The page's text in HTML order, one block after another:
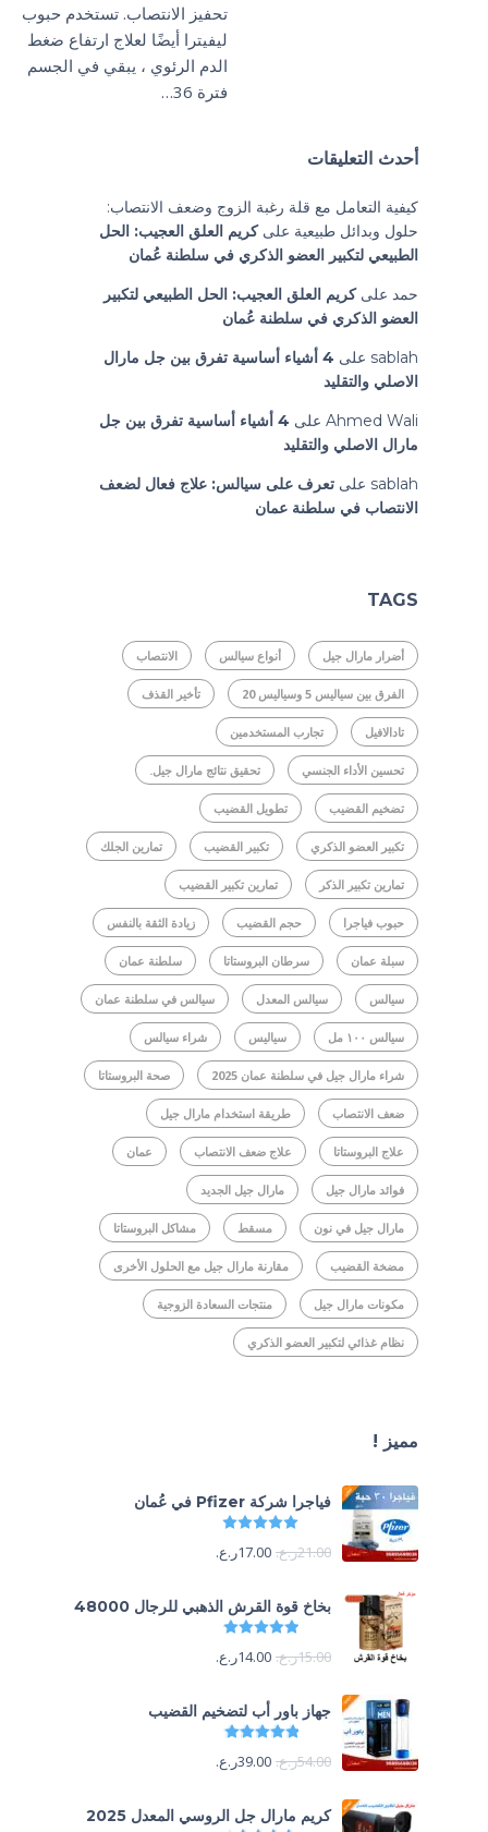
تحفيز الانتصاب. تستخدم حبوب
ليفيترا أيضًا لعلاج ارتفاع ضغط
الدم الرئوي ، يبقي في الجسم
فترة 36…
أحدث التعليقات
كيفية التعامل مع قلة رغبة الزوج وضعف الانتصاب:
حلول وبدائل طبيعية علىكريم العلق العجيب: الحل
الطبيعي لتكبير العضو الذكري في سلطنة عُمان
حمد علىكريم العلق العجيب: الحل الطبيعي لتكبير
العضو الذكري في سلطنة عُمان
sablah على
4 أشياء أساسية تفرق بين جل مارال
الاصلي والتقليد
Ahmed Wali على
4 أشياء أساسية تفرق بين جل
مارال الاصلي والتقليد
sablah على تعرف على سيالس: علاج فعال لضعف
الانتصاب في سلطنة عمان
TAGS
أضرار مارال جيل أنواع سيالس الانتصاب
الفرق بين سياليس 5 وسياليس 20 تأخير القذف
تادالافيل تجارب المستخدمين
تحسين الأداء الجنسي تحقيق نتائج مارال جيل.
تضخيم القضيب تطويل القضيب
تكبير العضو الذكري تكبير القضيب تمارين الجلك
تمارين تكبير الذكر تمارين تكبير القضيب
حبوب فياجرا حجم القضيب زيادة الثقة بالنفس
سبلة عمان سرطان البروستاتا سلطنة عمان
سيالس سيالس المعدل سيالس في سلطنة عمان
سيالس ١٠٠ مل سياليس شراء سيالس
شراء مارال جيل في سلطنة عمان 2025 صحة البروستاتا
ضعف الانتصاب طريقة استخدام مارال جيل
علاج البروستاتا علاج ضعف الانتصاب عمان
فوائد مارال جيل مارال جيل الجديد
مارال جيل في نون مسقط مشاكل البروستاتا
مضخة القضيب مقارنة مارال جيل مع الحلول الأخرى
مكونات مارال جيل منتجات السعادة الزوجية
نظام غذائي لتكبير العضو الذكري
مميز !
فياجرا شركة Pfizer في عُمان
21.00ر.ع. 17.00ر.ع.
بخاخ قوة القرش الذهبي للرجال 48000
تم التقييم
15.00ر.ع. 14.00ر.ع.
جهاز باور أب لتضخيم القضيب
تم التقييم
54.00ر.ع. 39.00ر.ع.
كريم مارال جل الروسي المعدل 2025